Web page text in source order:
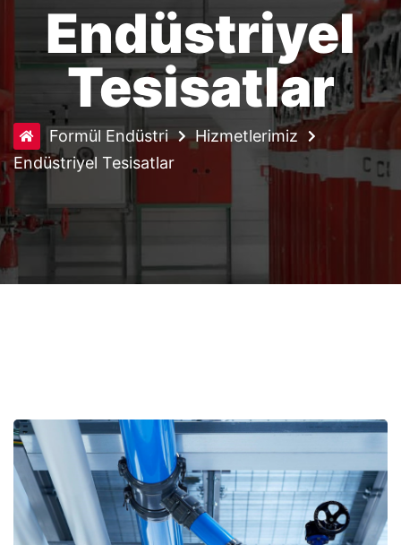
Endüstriyel
Tesisatlar
Formül Endüstri
Hizmetlerimiz
Endüstriyel Tesisatlar